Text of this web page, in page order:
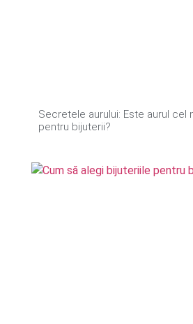
Secretele aurului: Este aurul cel
pentru bijuterii?